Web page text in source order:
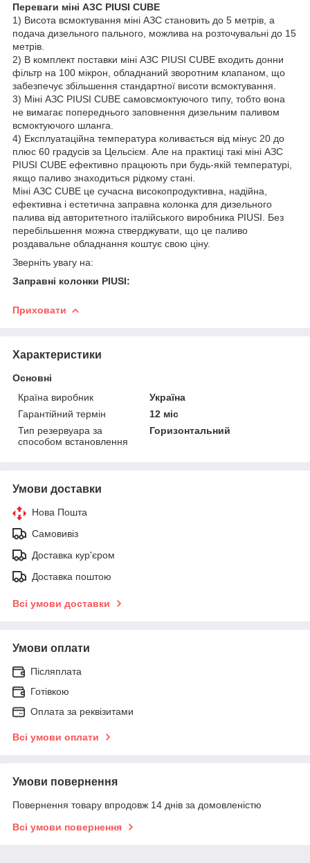
Переваги міні АЗС PIUSI CUBE
1) Висота всмоктування міні АЗС становить до 5 метрів, а
подача дизельного пального, можлива на розточувальні до 15
метрів.
2) В комплект поставки міні АЗС PIUSI CUBE входить донни
фільтр на 100 мікрон, обладнаний зворотним клапаном, що
забезпечує збільшення стандартної висоти всмоктування.
3) Міні АЗС PIUSI CUBE самовсмоктуючого типу, тобто вона
не вимагає попереднього заповнення дизельним паливом
всмоктуючого шланга.
4) Експлуатаційна температура коливається від мінус 20 до
плюс 60 градусів за Цельсієм. Але на практиці такі міні АЗС
PIUSI CUBE ефективно працюють при будь-якій температурі,
якщо паливо знаходиться рідкому стані.
Міні АЗС CUBE це сучасна високопродуктивна, надійна,
ефективна і естетична заправна колонка для дизельного
палива від авторитетного італійського виробника PIUSI. Без
перебільшення можна стверджувати, що це паливо
роздавальне обладнання коштує свою ціну.
Зверніть увагу на:
Заправні колонки PIUSI:
Приховати
Характеристики
Основні
Країна виробник
Україна
Гарантійний термін
12 міс
Тип резервуара за
способом встановлення
Горизонтальний
Умови доставки
Нова Пошта
Самовивіз
Доставка кур'єром
Доставка поштою
Всі умови доставки
Умови оплати
Післяплата
Готівкою
Оплата за реквізитами
Всі умови оплати
Умови повернення
Повернення товару впродовж 14 днів за домовленістю
Всі умови повернення